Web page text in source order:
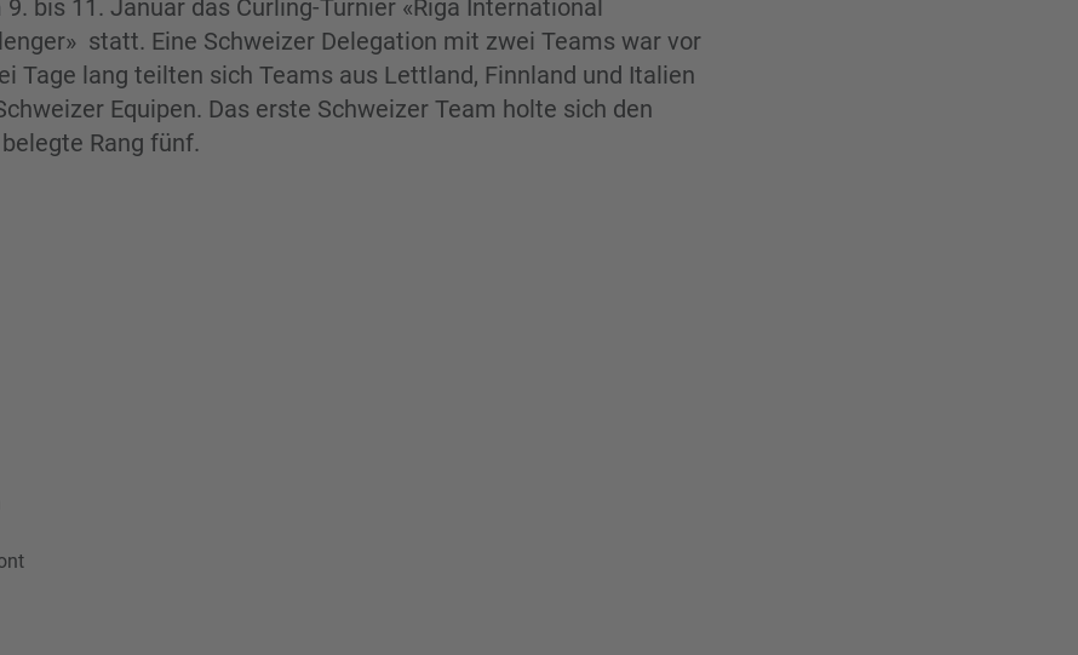
9. bis 11. Januar das Curling-Turnier «Riga International
statt. Eine Schweizer Delegation mit zwei Teams war vor
Tage lang teilten sich Teams aus Lettland, Finnland und Italien
Equipen. Das erste Schweizer Team holte sich den
Rang fünf.